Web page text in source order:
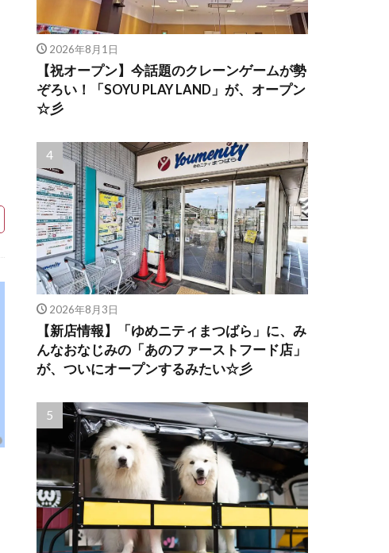
2026年8月1日
【祝オープン】今話題のクレーンゲームが勢
ぞろい！「SOYU PLAY LAND」が、オープン
☆彡
2026年8月3日
【新店情報】「ゆめニティまつばら」に、み
んなおなじみの「あのファーストフード店」
が、ついにオープンするみたい☆彡